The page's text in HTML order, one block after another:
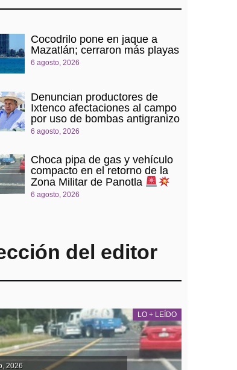
Cocodrilo pone en jaque a
Mazatlán; cerraron más playas
6 agosto, 2026
Denuncian productores de
Ixtenco afectaciones al campo
por uso de bombas antigranizo
6 agosto, 2026
Choca pipa de gas y vehículo
compacto en el retorno de la
Zona Militar de Panotla
6 agosto, 2026
del editor
LO + LEÍDO
2026